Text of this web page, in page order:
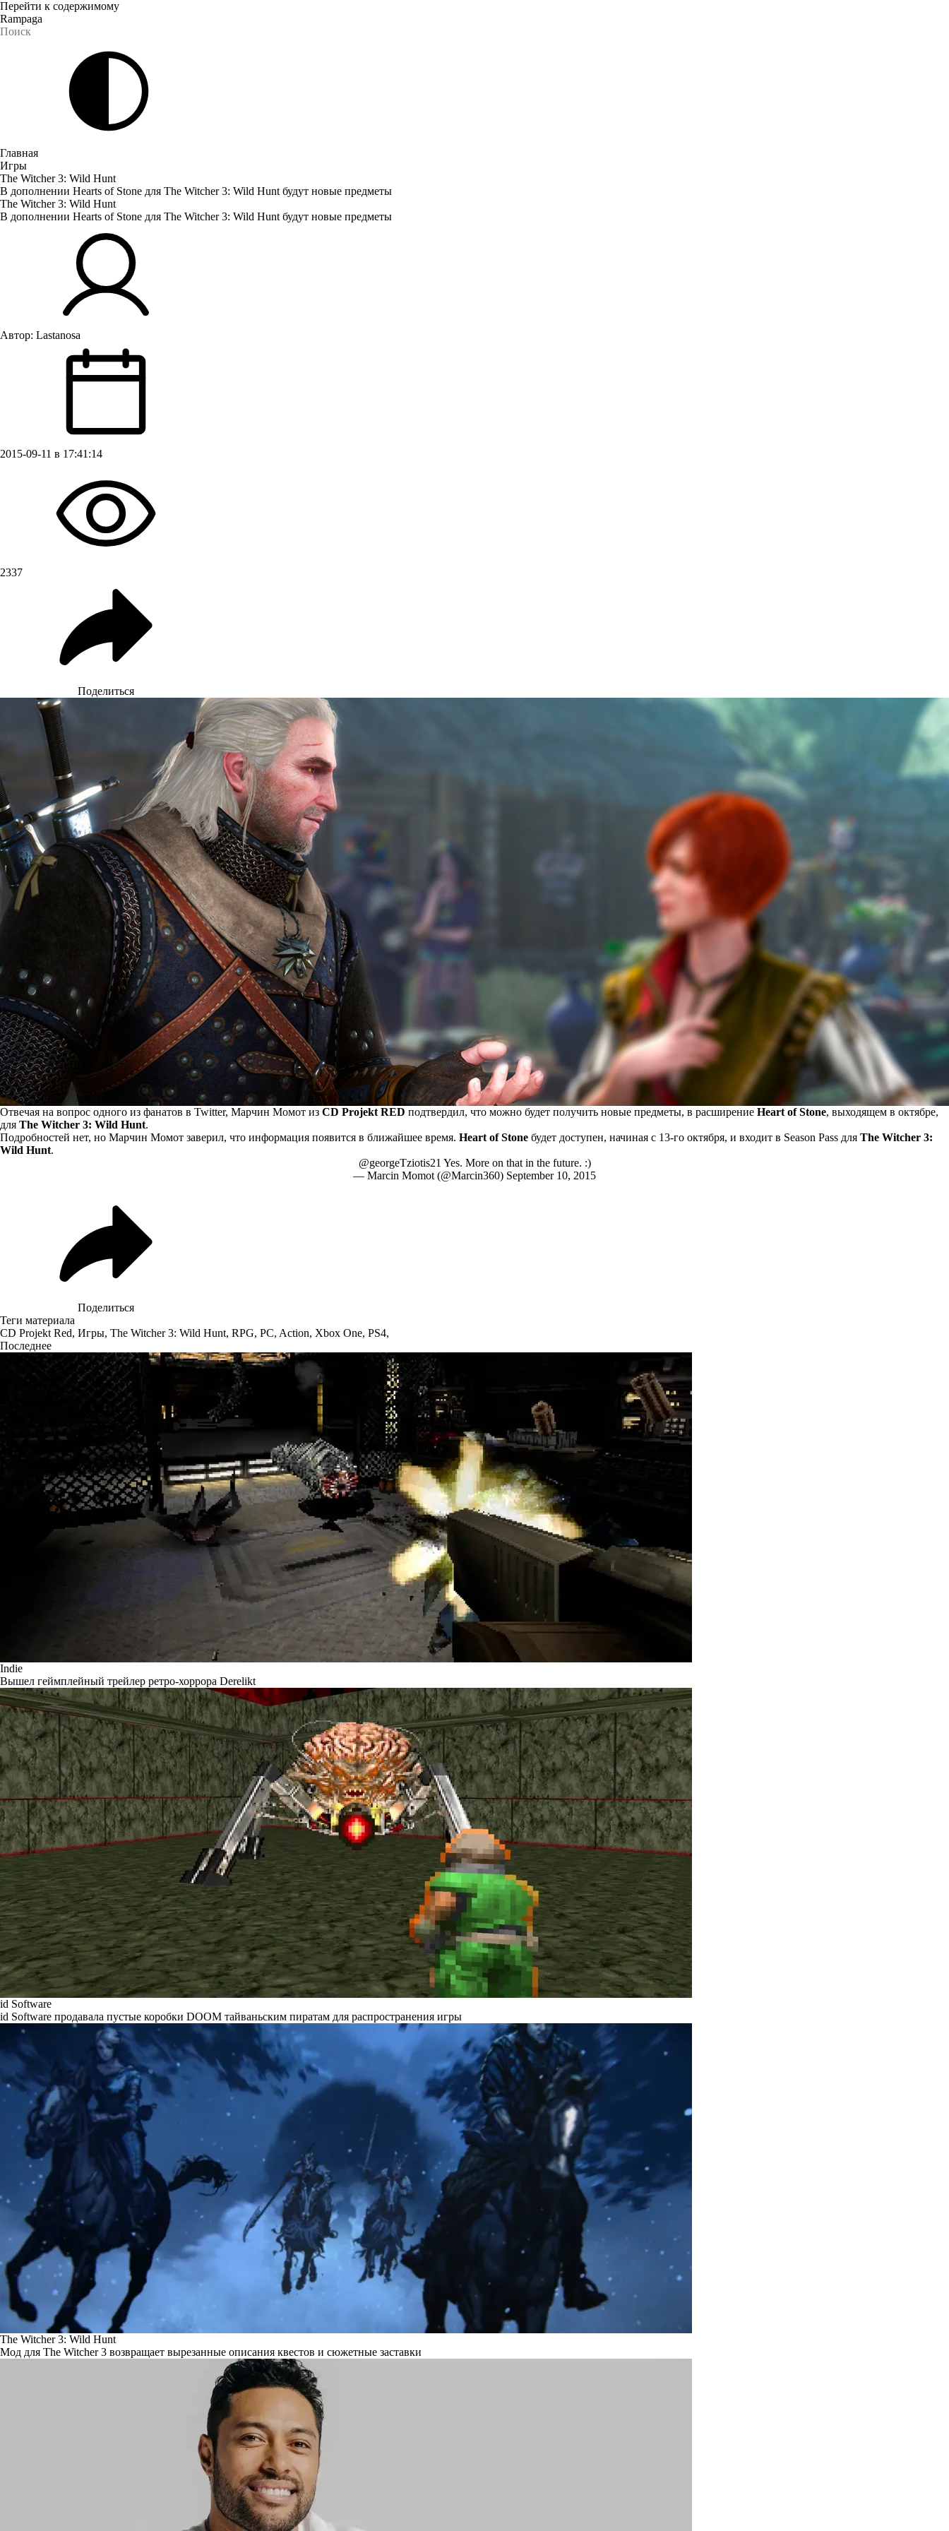
Перейти к содержимому
Rampaga
Главная
Игры
The Witcher 3: Wild Hunt
В дополнении Hearts of Stone для The Witcher 3: Wild Hunt будут новые предметы
The Witcher 3: Wild Hunt
В дополнении Hearts of Stone для The Witcher 3: Wild Hunt будут новые предметы
Автор: Lastanosa
2015-09-11 в 17:41:14
2337
Поделиться
Отвечая на вопрос одного из фанатов в Twitter, Марчин Момот из CD Projekt RED подтвердил, что можно будет получить новые предметы, в расширение Heart of Stone, выходящем в октябре,
для The Witcher 3: Wild Hunt.
Подробностей нет, но Марчин Момот заверил, что информация появится в ближайшее время. Heart of Stone будет доступен, начиная с 13-го октября, и входит в Season Pass для The Witcher 3:
Wild Hunt.
@georgeTziotis21 Yes. More on that in the future. :)
— Marcin Momot (@Marcin360) September 10, 2015
Поделиться
Теги материала
CD Projekt Red, Игры, The Witcher 3: Wild Hunt, RPG, PC, Action, Xbox One, PS4,
Последнее
Indie
Вышел геймплейный трейлер ретро-хоррора Derelikt
id Software
id Software продавала пустые коробки DOOM тайваньским пиратам для распространения игры
The Witcher 3: Wild Hunt
Мод для The Witcher 3 возвращает вырезанные описания квестов и сюжетные заставки